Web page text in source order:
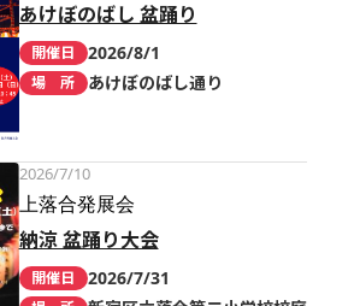
あけぼのばし 盆踊り
開催日 2026/8/1
場 所 あけぼのばし通り
2026/7/10
上落合発展会
納涼 盆踊り大会
開催日 2026/7/31